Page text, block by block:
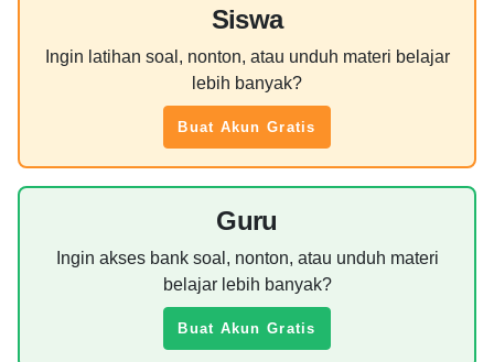
Siswa
Ingin latihan soal, nonton, atau unduh materi belajar
lebih banyak?
Buat Akun Gratis
Guru
Ingin akses bank soal, nonton, atau unduh materi
belajar lebih banyak?
Buat Akun Gratis